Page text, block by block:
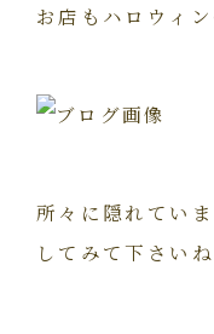
お店もハロウィ
所々に隠れてい
してみて下さい